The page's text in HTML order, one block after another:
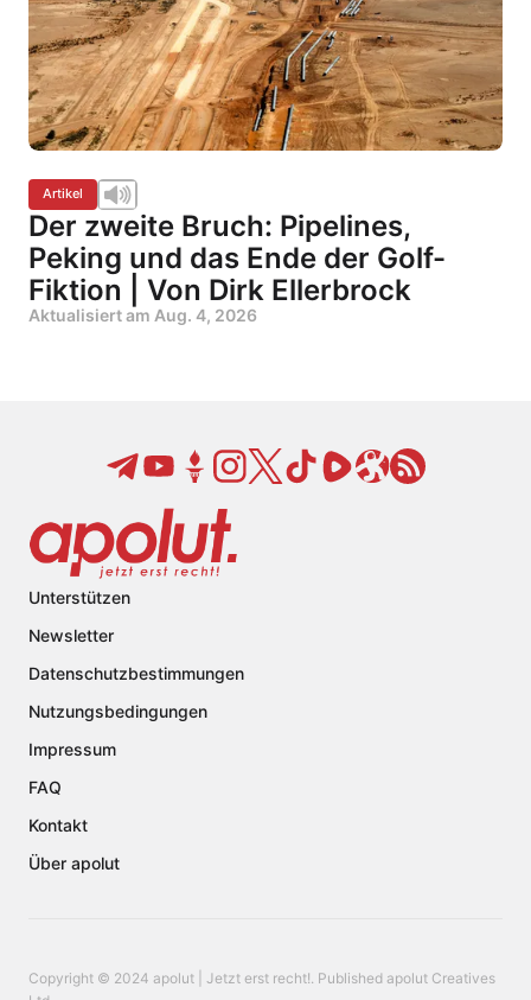
Artikel
Der zweite Bruch: Pipelines,
Peking und das Ende der Golf-
Fiktion | Von Dirk Ellerbrock
Aktualisiert am Aug. 4, 2026
Unterstützen
Newsletter
Datenschutzbestimmungen
Nutzungsbedingungen
Impressum
FAQ
Kontakt
Über apolut
Copyright © 2024 apolut | Jetzt erst recht!. Published apolut Creatives